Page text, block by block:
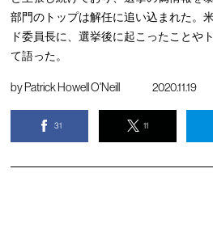
部門のトップは解任に追い込まれた。
ド委員長に、選挙後に起こったことや
て語った。
byPatrick Howell O'Neill 2020.11.19
31 11